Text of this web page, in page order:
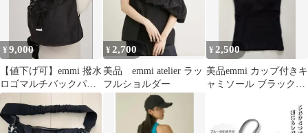
¥9,000
【値下げ可】emmi 撥水
ロゴマルチバックパッ
ク ブラック
¥2,700
美品 emmi atelier ラッ
フルショルダー
¥ 2,500
美品emmi カップ付きキ
ャミソール ブラック